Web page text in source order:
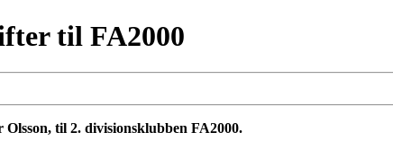
til FA2000
til 2. divisionsklubben FA2000.